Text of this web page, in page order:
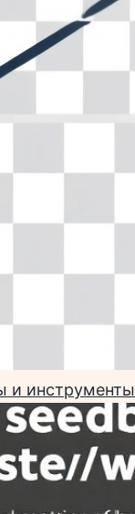
и инструменты